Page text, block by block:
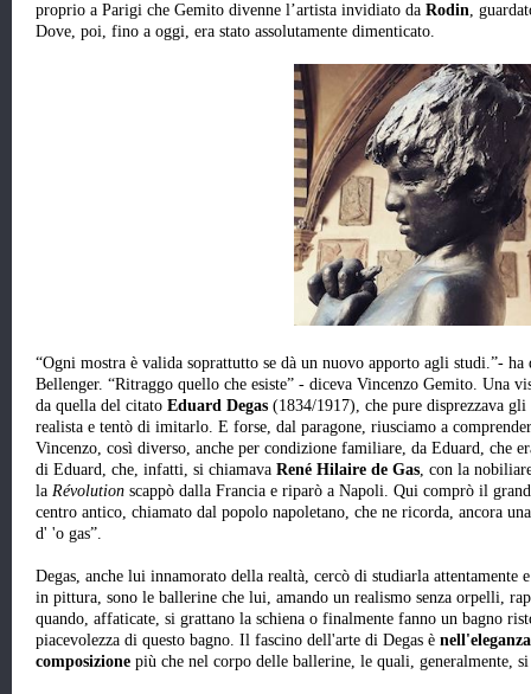
proprio a Parigi che Gemito divenne l’artista invidiato da Rodin,
Dove, poi, fino a oggi, era stato assolutamente dimenticato.
“Ogni mostra è valida soprattutto se dà un nuovo apporto agli studi.”-
Bellenger. “Ritraggo quello che esiste” - diceva Vincenzo Gemito. Una
da quella del citato Eduard Degas (1834/1917), che pure disprezzava gli
realista e tentò di imitarlo. E forse, dal paragone, riusciamo a
Vincenzo, così diverso, anche per condizione familiare, da Eduard, che
di Eduard, che, infatti, si chiamava René Hilaire de Gas, con la
la Révolution scappò dalla Francia e riparò a Napoli. Qui comprò il
centro antico, chiamato dal popolo napoletano, che ne ricorda, ancora
d' 'o gas”.
Degas, anche lui innamorato della realtà, cercò di studiarla attentamente
in pittura, sono le ballerine che lui, amando un realismo senza orpelli,
quando, affaticate, si grattano la schiena o finalmente fanno un bagno
piacevolezza di questo bagno. Il fascino dell'arte di Degas è
composizione più che nel corpo delle ballerine, le quali, generalmente,